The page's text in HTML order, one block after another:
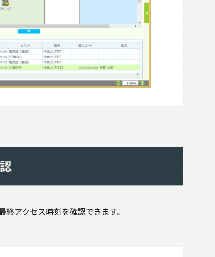
アクセス時刻を確認できます。